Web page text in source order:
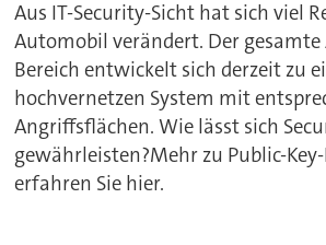
Aus IT-Security-Sicht hat sich viel
Automobil verändert. Der
Bereich entwickelt sich derzeit zu
hochvernetzen System mit
Angriffsflächen. Wie lässt sich
gewährleisten?Mehr zu Public-
erfahren Sie hier.